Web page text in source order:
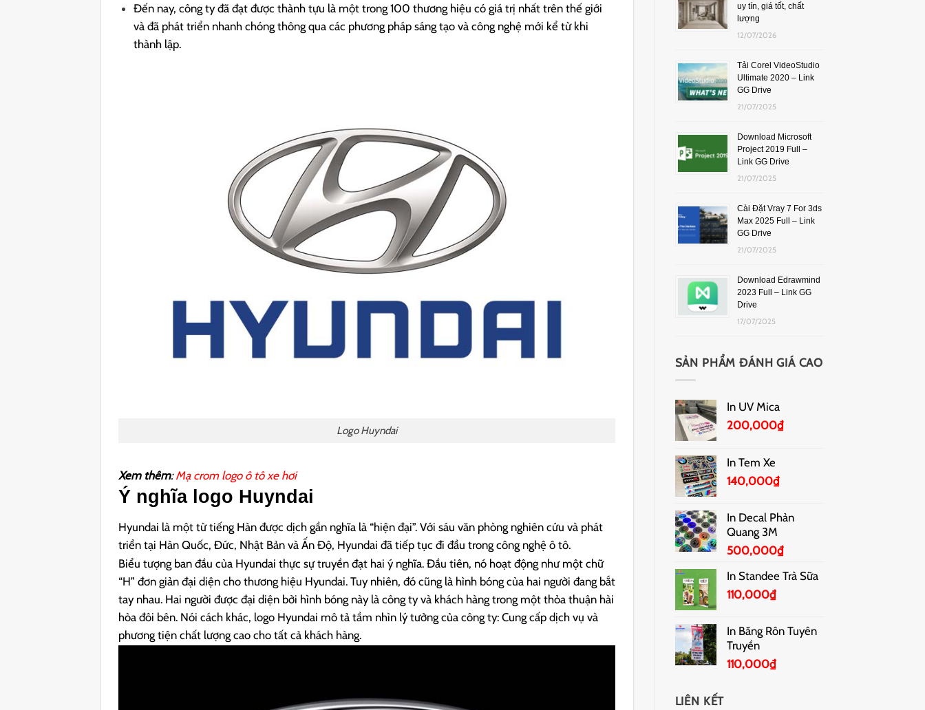
Đến nay, công ty đã đạt được thành tựu là một trong 100 thương hiệu có giá trị nhất trên thế giới
và đã phát triển nhanh chóng thông qua các phương pháp sáng tạo và công nghệ mới kể từ khi
thành lập.
Logo Huyndai
Xem thêm: Mạ crom logo ô tô xe hơi
Ý nghĩa logo Huyndai
Hyundai là một từ tiếng Hàn được dịch gần nghĩa là “hiện đại”. Với sáu văn phòng nghiên cứu và phát
triển tại Hàn Quốc, Đức, Nhật Bản và Ấn Độ, Hyundai đã tiếp tục đi đầu trong công nghệ ô tô.
Biểu tượng ban đầu của Hyundai thực sự truyền đạt hai ý nghĩa. Đầu tiên, nó hoạt động như một chữ
“H” đơn giản đại diện cho thương hiệu Hyundai. Tuy nhiên, đó cũng là hình bóng của hai người đang bắt
tay nhau. Hai người được đại diện bởi hình bóng này là công ty và khách hàng trong một thỏa thuận hài
hòa đôi bên. Nói cách khác, logo Hyundai mô tả tầm nhìn lý tưởng của công ty: Cung cấp dịch vụ và
phương tiện chất lượng cao cho tất cả khách hàng.
uy tín, giá tốt, chất
lượng
12/07/2026
Tải Corel VideoStudio
Ultimate 2020 – Link
GG Drive
21/07/2025
Download Microsoft
Project 2019 Full –
Link GG Drive
21/07/2025
Cài Đặt Vray 7 For 3ds
Max 2025 Full – Link
GG Drive
21/07/2025
Download Edrawmind
2023 Full – Link GG
Drive
17/07/2025
SẢN PHẨM ĐÁNH GIÁ CAO
In UV Mica
200,000₫
In Tem Xe
140,000₫
In Decal Phản
Quang 3M
500,000₫
In Standee Trà Sữa
110,000₫
In Băng Rôn Tuyên
Truyền
110,000₫
LIÊN KẾT